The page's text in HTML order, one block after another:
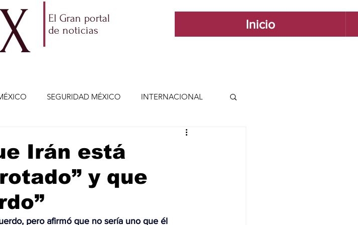
El Gran portal
de noticias
Inicio
SEGURIDAD MÉXICO INTERNACIONAL
ECONOMÍA INTERNACIONAL
ENTRETENIMIENTO VIDA Y ESTILO
ENRIQUE ALFARO JALISCO-GUADALAJARA
Irán está
y que
pero afirmó que no sería uno que él